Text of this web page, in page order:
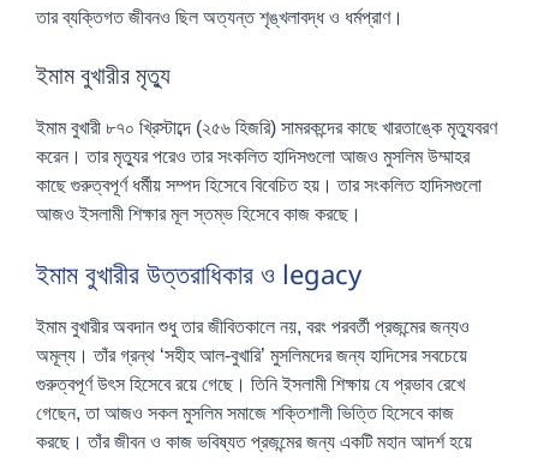
তার ব্যক্তিগত জীবনও ছিল অত্যন্ত শৃঙ্খলাবদ্ধ ও ধর্মপ্রাণ।
ইমাম বুখারীর মৃত্যু
ইমাম বুখারী ৮৭০ খ্রিস্টাব্দে (২৫৬ হিজরি) সামরকন্দের কাছে খারতাঙ্কে মৃত্যুবরণ
করেন। তার মৃত্যুর পরেও তার সংকলিত হাদিসগুলো আজও মুসলিম উম্মাহর
কাছে গুরুত্বপূর্ণ ধর্মীয় সম্পদ হিসেবে বিবেচিত হয়। তার সংকলিত হাদিসগুলো
আজও ইসলামী শিক্ষার মূল স্তম্ভ হিসেবে কাজ করছে।
ইমাম বুখারীর উত্তরাধিকার ও legacy
ইমাম বুখারীর অবদান শুধু তার জীবিতকালে নয়, বরং পরবর্তী প্রজন্মের জন্যও
অমূল্য। তাঁর গ্রন্থ ‘সহীহ আল-বুখারি’ মুসলিমদের জন্য হাদিসের সবচেয়ে
গুরুত্বপূর্ণ উৎস হিসেবে রয়ে গেছে। তিনি ইসলামী শিক্ষায় যে প্রভাব রেখে
গেছেন, তা আজও সকল মুসলিম সমাজে শক্তিশালী ভিত্তি হিসেবে কাজ
করছে। তাঁর জীবন ও কাজ ভবিষ্যত প্রজন্মের জন্য একটি মহান আদর্শ হয়ে